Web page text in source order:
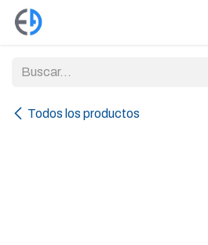
Ir al contenido
Todos los productos